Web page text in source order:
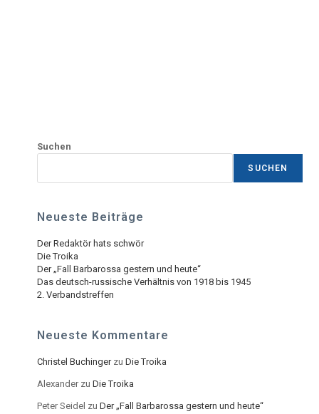
Suchen
SUCHEN
Neueste Beiträge
Der Redaktör hats schwör
Die Troika
Der „Fall Barbarossa gestern und heute“
Das deutsch-russische Verhältnis von 1918 bis 1945
2. Verbandstreffen
Neueste Kommentare
Christel BuchingerzuDie Troika
AlexanderzuDie Troika
Peter Seidel zuDer „Fall Barbarossa gestern und heute“